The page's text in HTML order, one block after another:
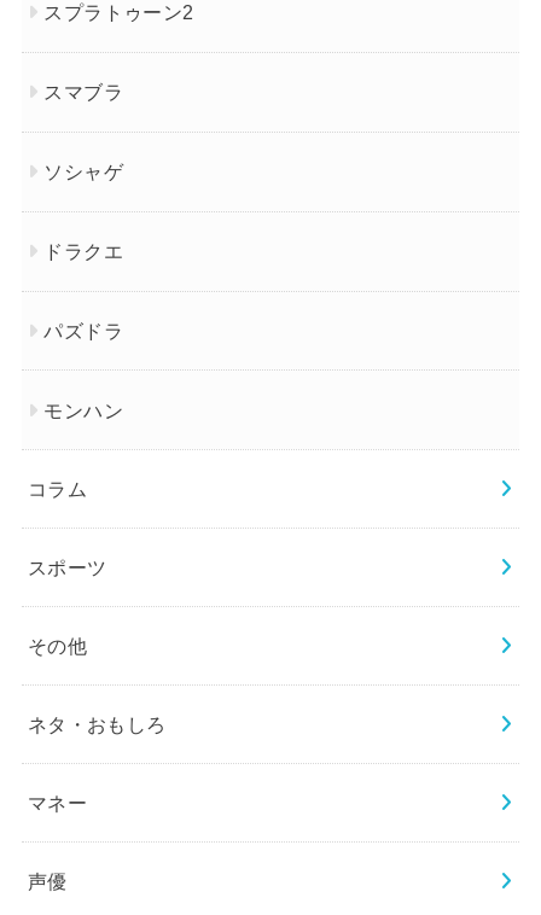
スプラトゥーン2
スマブラ
ソシャゲ
ドラクエ
パズドラ
モンハン
コラム
スポーツ
その他
ネタ・おもしろ
マネー
声優